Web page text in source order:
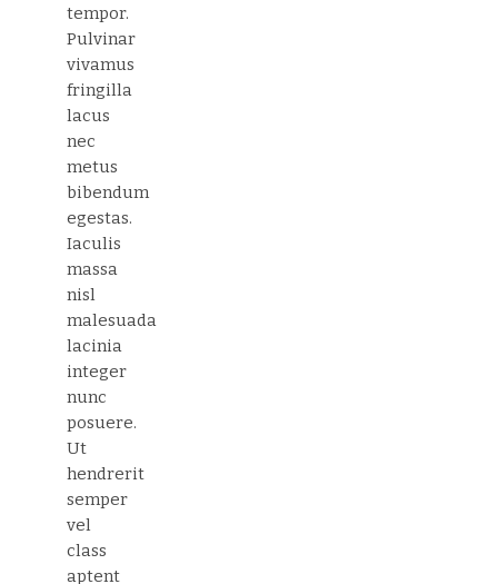
tempor.
Pulvinar
vivamus
fringilla
lacus
nec
metus
bibendum
egestas.
Iaculis
massa
nisl
malesuada
lacinia
integer
nunc
posuere.
Ut
hendrerit
semper
vel
class
aptent